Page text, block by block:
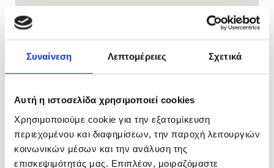
Συναίνεση Λεπτομέρειες Σχετικά
Αυτή η ιστοσελίδα χρησιμοποιεί cookies
Χρησιμοποιούμε cookie για την εξατομίκευση
περιεχομένου και διαφημίσεων, την παροχή λειτουργιών
κοινωνικών μέσων και την ανάλυση της
επισκεψιμότητάς μας. Επιπλέον, μοιραζόμαστε